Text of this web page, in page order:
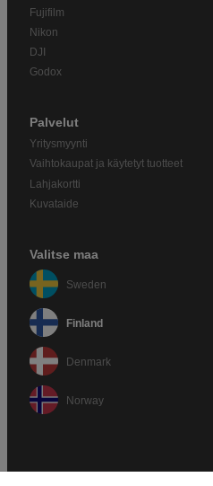
Fujifilm
Nikon
DJI
Godox
Palvelut
Yritysmyynti
Vaihtokaupat ja käytetyt tuotteet
Lahjakortti
Kuvataide
Valitse maa
Sweden
Finland
Denmark
Norway